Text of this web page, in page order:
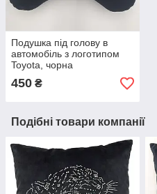
Подушка під голову в
автомобіль з логотипом
Toyota, чорна
450 ₴
Подібні товари компанії